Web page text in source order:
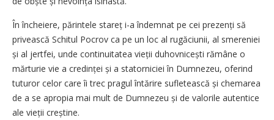
În încheiere, părintele stareț i-a îndemnat pe cei prezenți să
privească Schitul Pocrov ca pe un loc al rugăciunii, al smereniei
și al jertfei, unde continuitatea vieții duhovnicești rămâne o
mărturie vie a credinței și a statorniciei în Dumnezeu, oferind
tuturor celor care îi trec pragul întărire sufletească și chemarea
de a se apropia mai mult de Dumnezeu și de valorile autentice
ale vieții creștine.